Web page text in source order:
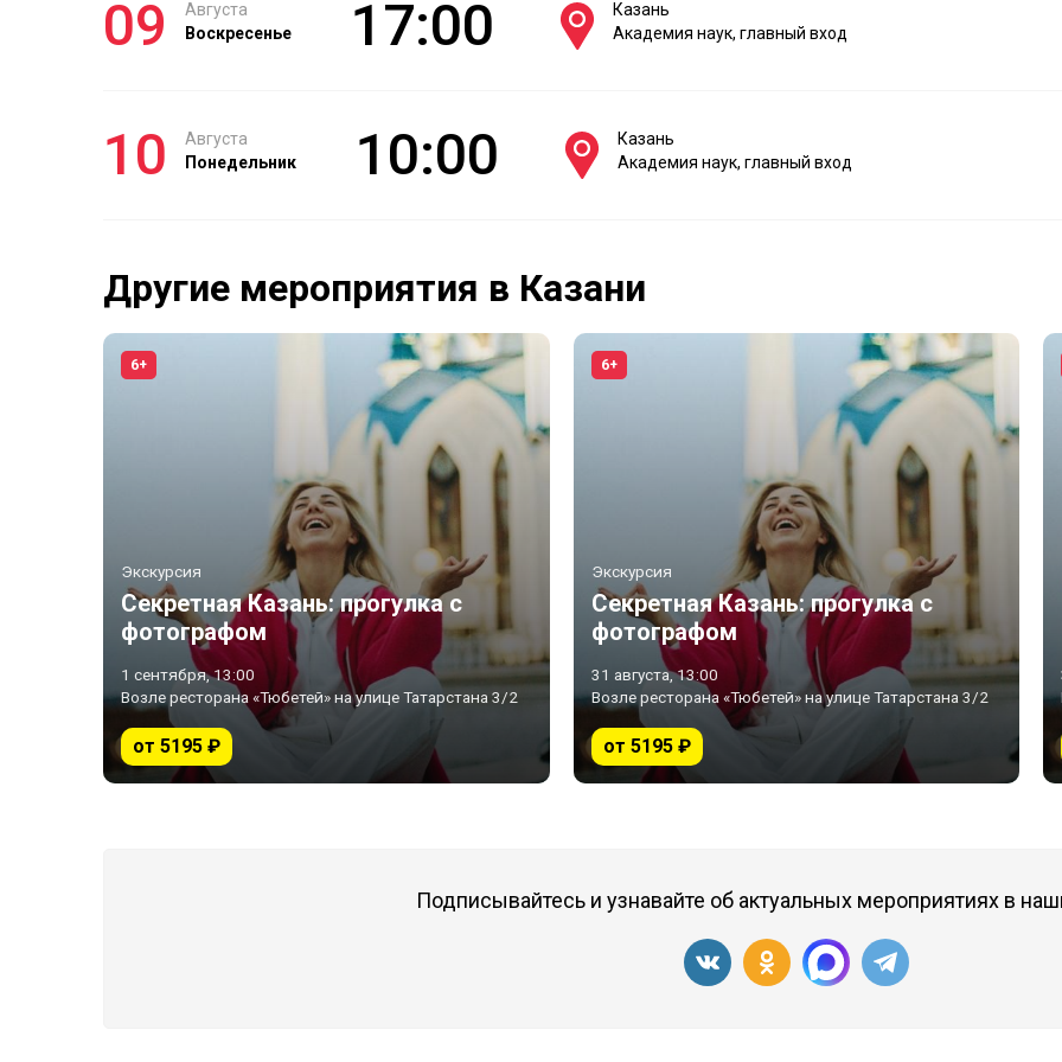
09
Августа
Воскресенье
17:00
Казань
Академия наук, главный вход
10
Августа
Понедельник
10:00
Казань
Академия наук, главный вход
Другие мероприятия в Казани
6+
Экскурсия
Секретная Казань: прогулка с
фотографом
1 сентября, 13:00
Возле ресторана «Тюбетей» на улице Татарстана 3/2
от 5195 ₽
6+
Экскурсия
Секретная Казань: прогулка с
фотографом
31 августа, 13:00
Возле ресторана «Тюбетей» на улице Татарстана 3/2
от 5195 ₽
Подписывайтесь и узнавайте об актуальных мероприятиях в